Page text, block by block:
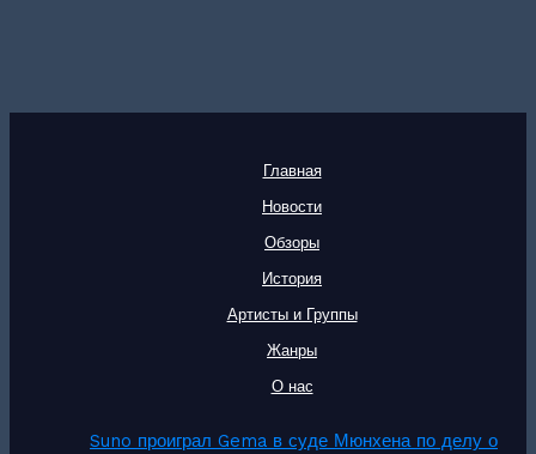
Главная
Новости
Обзоры
История
Артисты и Группы
Жанры
О нас
Suno проиграл Gema в суде Мюнхена по делу о